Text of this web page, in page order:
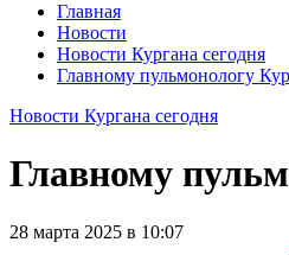
Главная
Новости
Новости Кургана сегодня
Главному пульмонологу
Новости Кургана сегодня
Главному
28 марта 2025 в 10:07